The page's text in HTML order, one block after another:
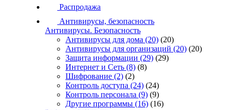
Распродажа
Антивирусы, безопасность
Антивирусы. Безопасность
Антивирусы для дома (20) (20)
Антивирусы для организаций (20) (20)
Защита информации (29) (29)
Интернет и Сеть (8) (8)
Шифрование (2) (2)
Контроль доступа (24) (24)
Контроль персонала (9) (9)
Другие программы (16) (16)